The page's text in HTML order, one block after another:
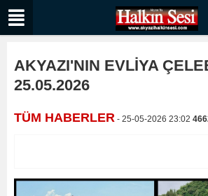
AKYAZI'NIN EVLİYA
25.05.2026
TÜM HABERLER - 25-05-2026 23:02